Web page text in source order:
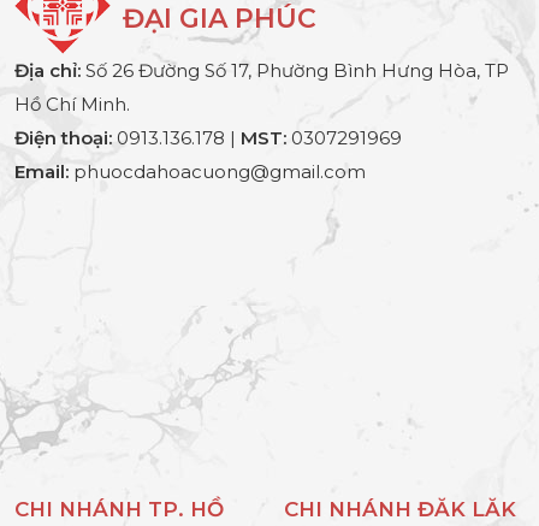
ĐẠI GIA PHÚC
Địa chỉ: Số 26 Đường Số 17, Phường Bình Hưng Hòa, TP
Hồ Chí Minh.
Điện thoại: 0913.136.178 | MST: 0307291969
Email: phuocdahoacuong@gmail.com
CHI NHÁNH TP. HỒ
CHI NHÁNH ĐĂK LĂK